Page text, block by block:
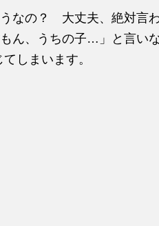
うなの？ 大丈夫、絶対言
ん、うちの子…」と言い
てしまいます。